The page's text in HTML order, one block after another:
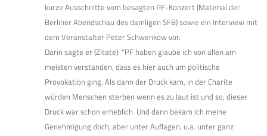
kurze Ausschnitte vom besagten PF-Konzert (Material der
Berliner Abendschau des damligen SFB) sowie ein Interview mit
dem Veranstalter Peter Schwenkow vor.
Darin sagte er (Zitate): “PF haben glaube ich von allen am
meisten verstanden, dass es hier auch um politische
Provokation ging. Als dann der Druck kam, in der Charite
würden Menschen sterben wenn es zu laut ist und so, dieser
Druck war schon erheblich. Und dann bekam ich meine
Genehmigung doch, aber unter Auflagen, u.a. unter ganz